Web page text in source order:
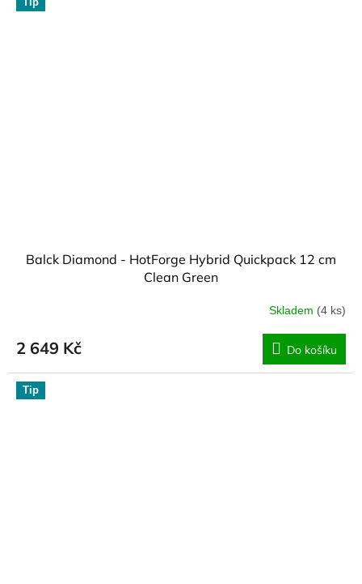
Balck Diamond - HotForge Hybrid Quickpack 12 cm
Clean Green
Skladem (4 ks)
2 649 Kč Do košíku
Tip